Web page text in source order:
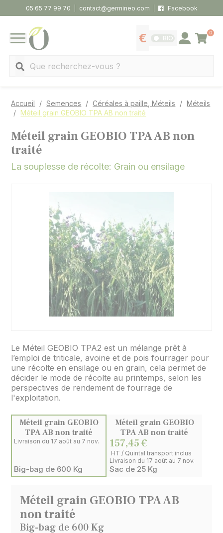
05 65 77 99 70 contact@germineo.com Facebook
MENU
Afficher les tarifs
BIO Se connecter
0
Panier
Accueil Semences Céréales à paille, Méteils
Méteils
Méteil grain GEOBIO TPA AB non traité
Méteil grain GEOBIO TPA AB non
traité
La souplesse de récolte: Grain ou ensilage
Le Méteil GEOBIO TPA2 est un mélange prêt à
l’emploi de triticale, avoine et de pois fourrager pour
une récolte en ensilage ou en grain, cela permet de
décider le mode de récolte au printemps, selon les
perspectives de rendement de fourrage de
l'exploitation.
Méteil grain GEOBIO
TPA AB non traité
Livraison du 17 août au 7 nov.
Big-bag de 600 Kg
Méteil grain GEOBIO
TPA AB non traité
157,45 €
HT / Quintal transport inclus
Livraison du 17 août au 7 nov.
Sac de 25 Kg
Méteil grain GEOBIO TPA AB
non traité
Big-bag de 600 Kg
Panneau de gestion des cookies